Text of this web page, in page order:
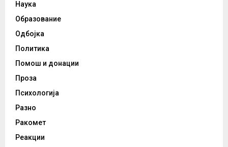
Наука
Образование
Одбојка
Политика
Помош и донации
Проза
Психологија
Разно
Ракомет
Реакции